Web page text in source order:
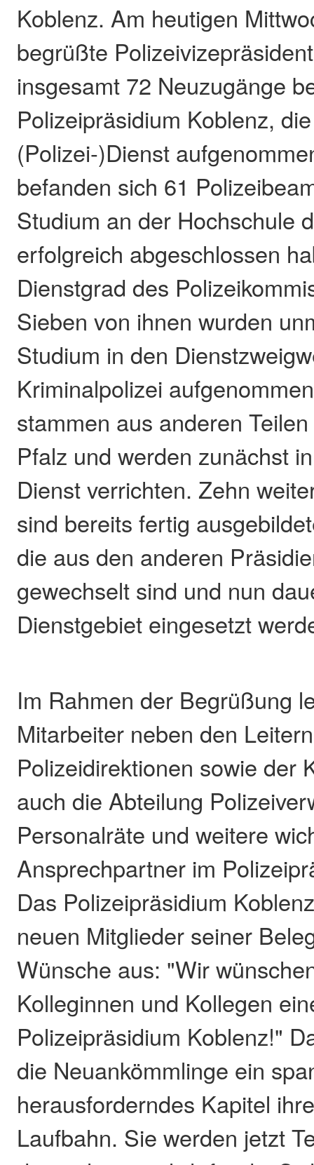
Koblenz. Am heutigen
begrüßte
insgesamt 72 Neuzugänge
Polizeipräsidium Koblenz,
(Polizei-)Dienst
befanden sich 61
Studium an der Hochschule
erfolgreich abgeschlossen
Dienstgrad des
Sieben von ihnen wurden
Studium in den
Kriminalpolizei
stammen aus anderen
Pfalz und werden zunächst
Dienst verrichten. Zehn
sind bereits fertig
die aus den anderen
gewechselt sind und nun
Dienstgebiet eingesetzt
Im Rahmen der Begrüßung
Mitarbeiter neben den
Polizeidirektionen sowie der
auch die Abteilung
Personalräte und weitere
Ansprechpartner im
Das Polizeipräsidium
neuen Mitglieder seiner
Wünsche aus: "Wir
Kolleginnen und Kollegen
Polizeipräsidium Koblenz!"
die Neuankömmlinge ein
herausforderndes Kapitel
Laufbahn. Sie werden jetzt